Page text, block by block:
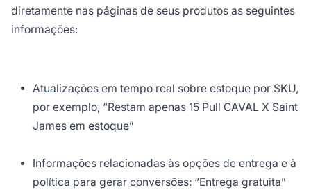
diretamente nas páginas de seus produtos as seguintes
informações:
Atualizações em tempo real sobre estoque por SKU,
por exemplo, “Restam apenas 15 Pull CAVAL X Saint
James em estoque”
Informações relacionadas às opções de entrega e à
política para gerar conversões: “Entrega gratuita”